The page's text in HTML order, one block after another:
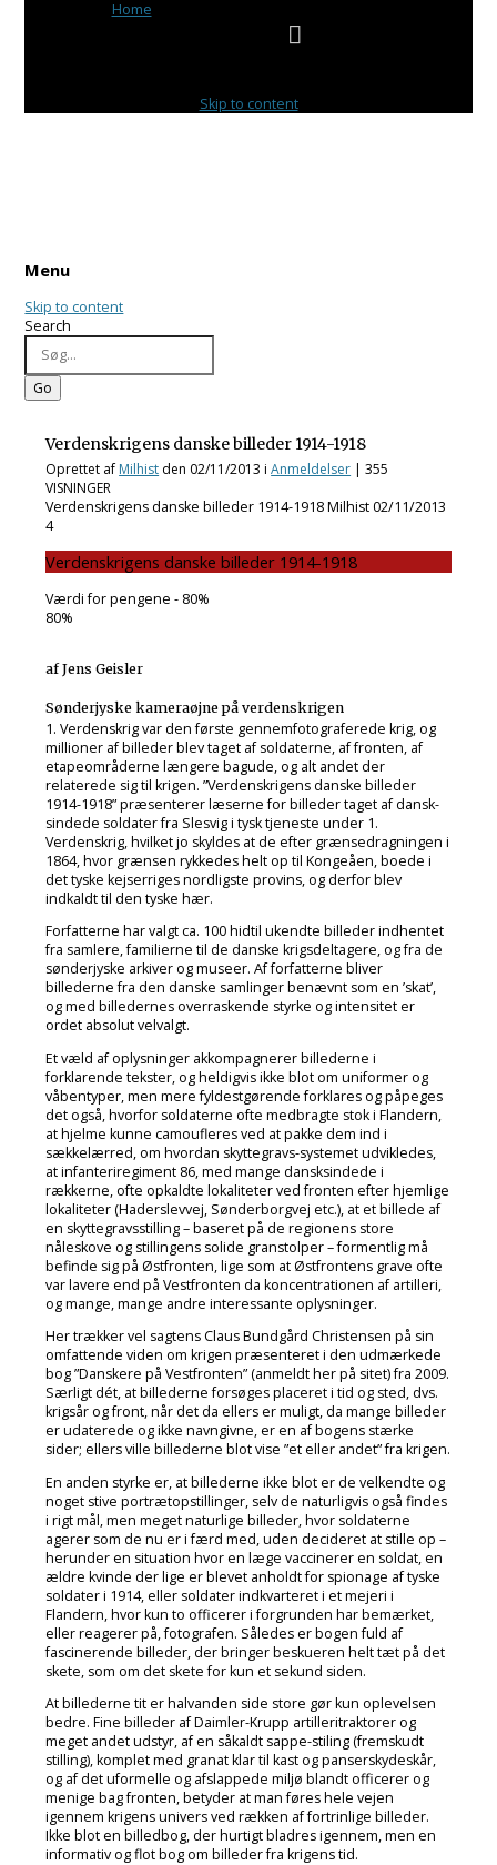
Home
Skip to content
Menu
Skip to content
Search
Verdenskrigens danske billeder 1914-1918
Oprettet af Milhist den 02/11/2013 iAnmeldelser | 355
VISNINGER
Verdenskrigens danske billeder 1914-1918Milhist02/11/2013
4
Verdenskrigens danske billeder 1914-1918
Værdi for pengene - 80%
80%
af Jens Geisler
Sønderjyske kameraøjne på verdenskrigen
1. Verdenskrig var den første gennemfotograferede krig, og
millioner af billeder blev taget af soldaterne, af fronten, af
etapeområderne længere bagude, og alt andet der
relaterede sig til krigen. ”Verdenskrigens danske billeder
1914-1918” præsenterer læserne for billeder taget af dansk-
sindede soldater fra Slesvig i tysk tjeneste under 1.
Verdenskrig, hvilket jo skyldes at de efter grænsedragningen i
1864, hvor grænsen rykkedes helt op til Kongeåen, boede i
det tyske kejserriges nordligste provins, og derfor blev
indkaldt til den tyske hær.
Forfatterne har valgt ca. 100 hidtil ukendte billeder indhentet
fra samlere, familierne til de danske krigsdeltagere, og fra de
sønderjyske arkiver og museer. Af forfatterne bliver
billederne fra den danske samlinger benævnt som en ’skat’,
og med billedernes overraskende styrke og intensitet er
ordet absolut velvalgt.
Et væld af oplysninger akkompagnerer billederne i
forklarende tekster, og heldigvis ikke blot om uniformer og
våbentyper, men mere fyldestgørende forklares og påpeges
det også, hvorfor soldaterne ofte medbragte stok i Flandern,
at hjelme kunne camoufleres ved at pakke dem ind i
sækkelærred, om hvordan skyttegravs-systemet udvikledes,
at infanteriregiment 86, med mange dansksindede i
rækkerne, ofte opkaldte lokaliteter ved fronten efter hjemlige
lokaliteter (Haderslevvej, Sønderborgvej etc.), at et billede af
en skyttegravsstilling – baseret på de regionens store
nåleskove og stillingens solide granstolper – formentlig må
befinde sig på Østfronten, lige som at Østfrontens grave ofte
var lavere end på Vestfronten da koncentrationen af artilleri,
og mange, mange andre interessante oplysninger.
Her trækker vel sagtens Claus Bundgård Christensen på sin
omfattende viden om krigen præsenteret i den udmærkede
bog ”Danskere på Vestfronten” (anmeldt her på sitet) fra 2009.
Særligt dét, at billederne forsøges placeret i tid og sted, dvs.
krigsår og front, når det da ellers er muligt, da mange billeder
er udaterede og ikke navngivne, er en af bogens stærke
sider; ellers ville billederne blot vise ”et eller andet” fra krigen.
En anden styrke er, at billederne ikke blot er de velkendte og
noget stive portrætopstillinger, selv de naturligvis også findes
i rigt mål, men meget naturlige billeder, hvor soldaterne
agerer som de nu er i færd med, uden decideret at stille op –
herunder en situation hvor en læge vaccinerer en soldat, en
ældre kvinde der lige er blevet anholdt for spionage af tyske
soldater i 1914, eller soldater indkvarteret i et mejeri i
Flandern, hvor kun to officerer i forgrunden har bemærket,
eller reagerer på, fotografen. Således er bogen fuld af
fascinerende billeder, der bringer beskueren helt tæt på det
skete, som om det skete for kun et sekund siden.
At billederne tit er halvanden side store gør kun oplevelsen
bedre. Fine billeder af Daimler-Krupp artilleritraktorer og
meget andet udstyr, af en såkaldt sappe-stiling (fremskudt
stilling), komplet med granat klar til kast og panserskydeskår,
og af det uformelle og afslappede miljø blandt officerer og
menige bag fronten, betyder at man føres hele vejen
igennem krigens univers ved rækken af fortrinlige billeder.
Ikke blot en billedbog, der hurtigt bladres igennem, men en
informativ og flot bog om billeder fra krigens tid.